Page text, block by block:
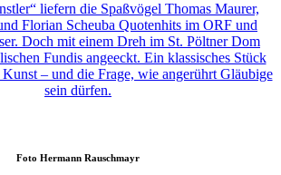
liefern die Spaßvögel Thomas Maurer,
Florian Scheuba Quotenhits im ORF und
Doch mit einem Dreh im St. Pöltner Dom
Fundis angeeckt. Ein klassisches Stück
– und die Frage, wie angerührt Gläubige
sein dürfen.
Foto Hermann Rauschmayr